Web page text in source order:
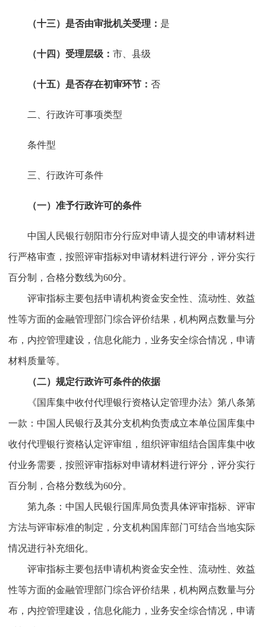
（十三）是否由审批机关受理： 是
（十四）受理层级： 市、县级
（十五）是否存在初审环节： 否
二、行政许可事项类型
条件型
三、行政许可条件
（一）准予行政许可的条件
中国人民银行朝阳市分行应对申请人提交的申请材料进
行严格审查，按照评审指标对申请材料进行评分，评分实行
百分制，合格分数线为60分。
评审指标主要包括申请机构资金安全性、流动性、效益
性等方面的金融管理部门综合评价结果，机构网点数量与分
布，内控管理建设，信息化能力，业务安全综合情况，申请
材料质量等。
（二）规定行政许可条件的依据
《国库集中收付代理银行资格认定管理办法》第八条第
一款：中国人民银行及其分支机构负责成立本单位国库集中
收付代理银行资格认定评审组，组织评审组结合国库集中收
付业务需要，按照评审指标对申请材料进行评分，评分实行
百分制，合格分数线为60分。
第九条：中国人民银行国库局负责具体评审指标、评审
方法与评审标准的制定，分支机构国库部门可结合当地实际
情况进行补充细化。
评审指标主要包括申请机构资金安全性、流动性、效益
性等方面的金融管理部门综合评价结果，机构网点数量与分
布，内控管理建设，信息化能力，业务安全综合情况，申请